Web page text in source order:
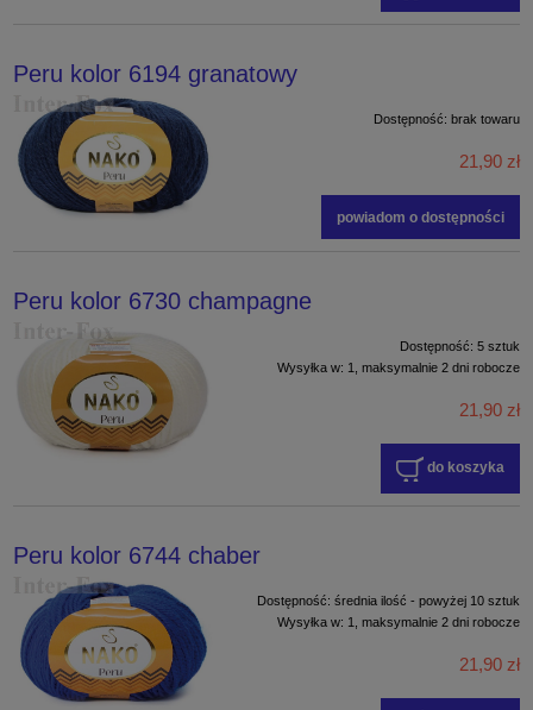
Peru kolor 6194 granatowy
Dostępność: brak towaru
21,90 zł
powiadom o dostępności
Peru kolor 6730 champagne
Dostępność: 5 sztuk
Wysyłka w: 1, maksymalnie 2 dni robocze
21,90 zł
do koszyka
Peru kolor 6744 chaber
Dostępność: średnia ilość - powyżej 10 sztuk
Wysyłka w: 1, maksymalnie 2 dni robocze
21,90 zł